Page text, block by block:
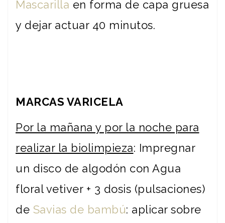
Mascarilla en forma de capa gruesa
y dejar actuar 40 minutos.
MARCAS VARICELA
Por la mañana y por la noche para
realizar la biolimpieza: Impregnar
un disco de algodón con Agua
floral vetiver + 3 dosis (pulsaciones)
de Savias de bambú: aplicar sobre